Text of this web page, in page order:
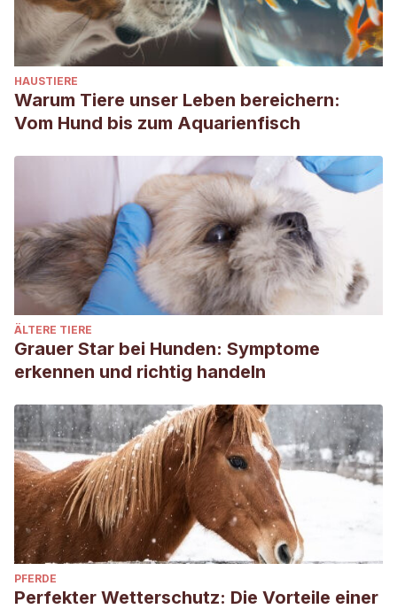
HAUSTIERE
Warum Tiere unser Leben bereichern:
Vom Hund bis zum Aquarienfisch
ÄLTERE TIERE
Grauer Star bei Hunden: Symptome
erkennen und richtig handeln
PFERDE
Perfekter Wetterschutz: Die Vorteile einer